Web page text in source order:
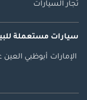
تجار السيارات
سيارات مستعملة
الإمارات أبوظبي العين